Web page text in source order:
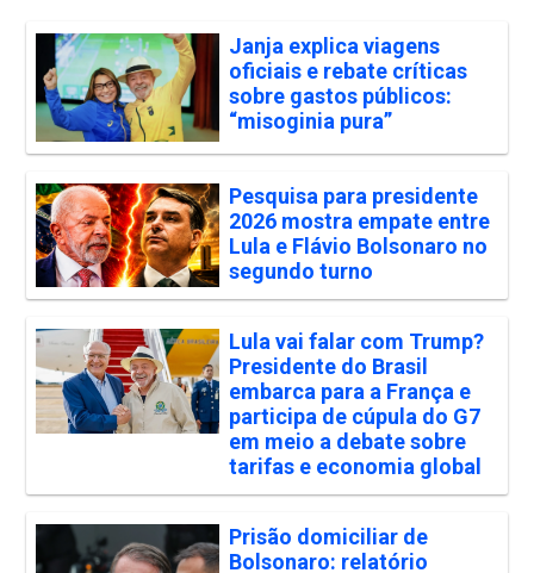
Janja explica viagens
oficiais e rebate críticas
sobre gastos públicos:
“misoginia pura”
Pesquisa para presidente
2026 mostra empate entre
Lula e Flávio Bolsonaro no
segundo turno
Lula vai falar com Trump?
Presidente do Brasil
embarca para a França e
participa de cúpula do G7
em meio a debate sobre
tarifas e economia global
Prisão domiciliar de
Bolsonaro: relatório